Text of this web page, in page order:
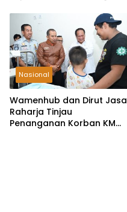
Nasional
Wamenhub dan Dirut Jasa
Raharja Tinjau
Penanganan Korban KM